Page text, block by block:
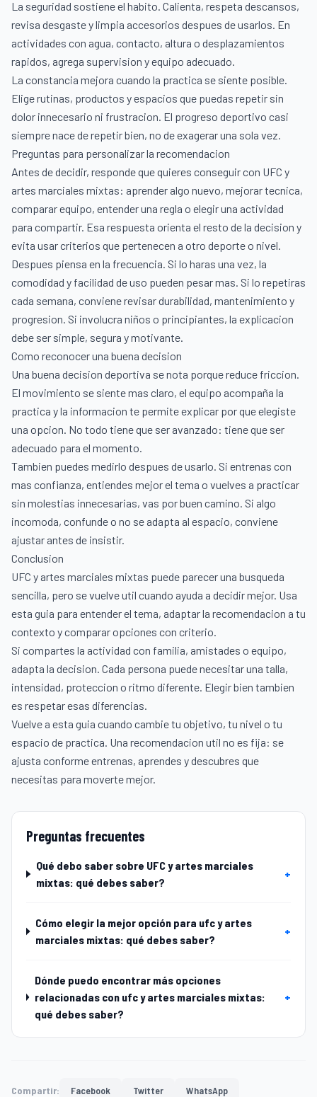
La seguridad sostiene el habito. Calienta, respeta descansos,
revisa desgaste y limpia accesorios despues de usarlos. En
actividades con agua, contacto, altura o desplazamientos
rapidos, agrega supervision y equipo adecuado.
La constancia mejora cuando la practica se siente posible.
Elige rutinas, productos y espacios que puedas repetir sin
dolor innecesario ni frustracion. El progreso deportivo casi
siempre nace de repetir bien, no de exagerar una sola vez.
Preguntas para personalizar la recomendacion
Antes de decidir, responde que quieres conseguir con UFC y
artes marciales mixtas: aprender algo nuevo, mejorar tecnica,
comparar equipo, entender una regla o elegir una actividad
para compartir. Esa respuesta orienta el resto de la decision y
evita usar criterios que pertenecen a otro deporte o nivel.
Despues piensa en la frecuencia. Si lo haras una vez, la
comodidad y facilidad de uso pueden pesar mas. Si lo repetiras
cada semana, conviene revisar durabilidad, mantenimiento y
progresion. Si involucra niños o principiantes, la explicacion
debe ser simple, segura y motivante.
Como reconocer una buena decision
Una buena decision deportiva se nota porque reduce friccion.
El movimiento se siente mas claro, el equipo acompaña la
practica y la informacion te permite explicar por que elegiste
una opcion. No todo tiene que ser avanzado: tiene que ser
adecuado para el momento.
Tambien puedes medirlo despues de usarlo. Si entrenas con
mas confianza, entiendes mejor el tema o vuelves a practicar
sin molestias innecesarias, vas por buen camino. Si algo
incomoda, confunde o no se adapta al espacio, conviene
ajustar antes de insistir.
Conclusion
UFC y artes marciales mixtas puede parecer una busqueda
sencilla, pero se vuelve util cuando ayuda a decidir mejor. Usa
esta guia para entender el tema, adaptar la recomendacion a tu
contexto y comparar opciones con criterio.
Si compartes la actividad con familia, amistades o equipo,
adapta la decision. Cada persona puede necesitar una talla,
intensidad, proteccion o ritmo diferente. Elegir bien tambien
es respetar esas diferencias.
Vuelve a esta guia cuando cambie tu objetivo, tu nivel o tu
espacio de practica. Una recomendacion util no es fija: se
ajusta conforme entrenas, aprendes y descubres que
necesitas para moverte mejor.
Preguntas frecuentes
Qué debo saber sobre UFC y artes marciales
mixtas: qué debes saber?
+
Cómo elegir la mejor opción para ufc y artes
marciales mixtas: qué debes saber?
+
Dónde puedo encontrar más opciones
relacionadas con ufc y artes marciales mixtas:
qué debes saber?
+
Compartir: Facebook Twitter WhatsApp